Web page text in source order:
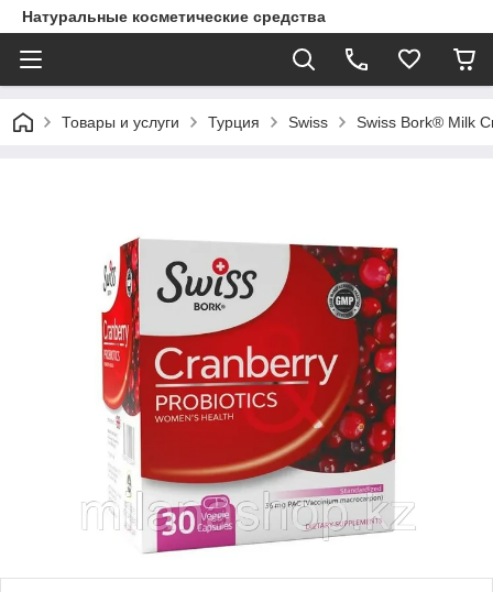
Натуральные косметические средства
Товары и услуги Турция Swiss Swiss Bork® Milk